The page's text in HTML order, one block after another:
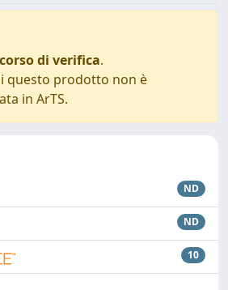
di verifica.
questo prodotto non è
in ArTS.
ND
ND
10